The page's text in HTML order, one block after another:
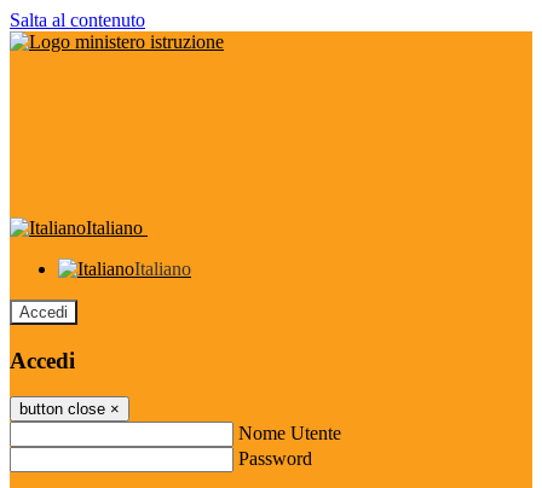
Salta al contenuto
Italiano
Italiano
Accedi
Accedi
button close ×
Nome Utente
Password